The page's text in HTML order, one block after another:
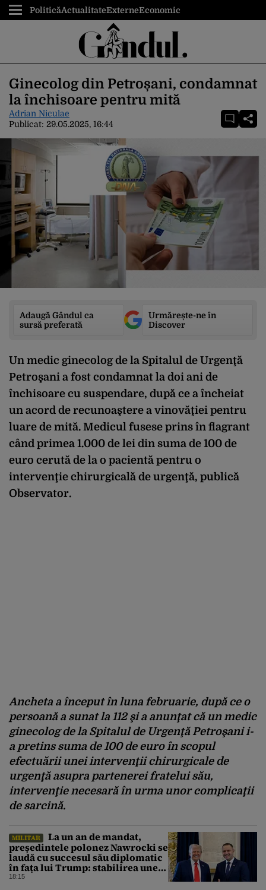
PoliticăActualitateExterneEconomic
Ginecolog din Petroșani, condamnat
la închisoare pentru mită
Adrian Niculae
Publicat: 29.05.2025, 16:44
Adaugă Gândul ca
sursă preferată
Urmărește-ne în
Discover
Un medic ginecolog de la Spitalul de Urgenţă
Petroşani a fost condamnat la doi ani de
închisoare cu suspendare, după ce a încheiat
un acord de recunoaştere a vinovăţiei pentru
luare de mită. Medicul fusese prins în flagrant
când primea 1.000 de lei din suma de 100 de
euro cerută de la o pacientă pentru o
intervenţie chirurgicală de urgenţă, publică
Observator.
Ancheta a început în luna februarie, după ce o
persoană a sunat la 112 şi a anunţat că un medic
ginecolog de la Spitalul de Urgenţă Petroşani i-
a pretins suma de 100 de euro în scopul
efectuării unei intervenţii chirurgicale de
urgenţă asupra partenerei fratelui său,
intervenţie necesară în urma unor complicaţii
de sarcină.
MILITAR
La un an de mandat,
președintele polonez Nawrocki se
laudă cu succesul său diplomatic
în fața lui Trump: stabilirea unei
prezențe americane permanente
18:15